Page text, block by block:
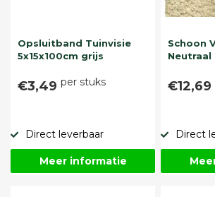
Opsluitband Tuinvisie
5x15x100cm grijs
€3,49 per stuks
Direct leverbaar
Meer informatie
Schoon
Neutraal
€12,69
Direct